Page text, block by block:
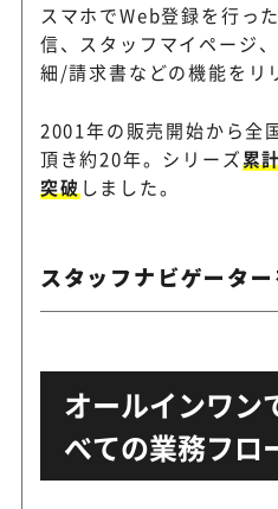
スマホでWeb登録を行っ
信、スタッフマイページ
細/請求書などの機能をリ
2001年の販売開始から全
頂き約20年。シリーズ累
突破 しました。
スタッフナビゲータ
オールインワン
べての業務フロ